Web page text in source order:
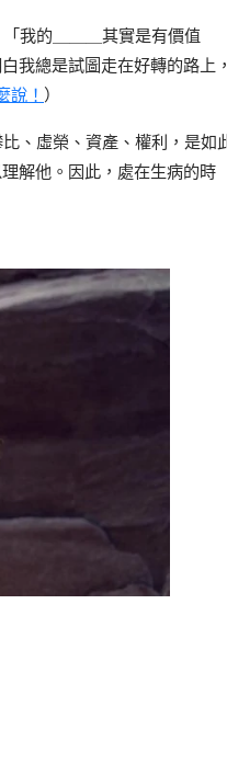
我的＿＿＿其實是有價值
我總是試圖走在好轉的路上，
說！ ）
、虛榮、資產、權利，是如
解他。因此，處在生病的時